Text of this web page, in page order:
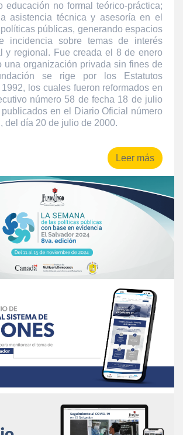
educación no formal teórico-práctica;
asistencia técnica y asesoría en el
públicas, generando espacios
incidencia sobre temas de interés
y regional. Fue creada el 8 de enero
una organización privada sin fines de
se rige por los Estatutos
los cuales fueron reformados en
número 58 de fecha 18 de julio
en el Diario Oficial número
del día 20 de julio de 2000.
Leer más